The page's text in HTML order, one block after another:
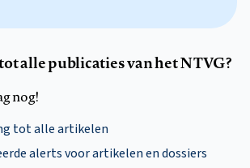
alle publicaties van het NTVG?
nog!
tot alle artikelen
alerts voor artikelen en dossiers